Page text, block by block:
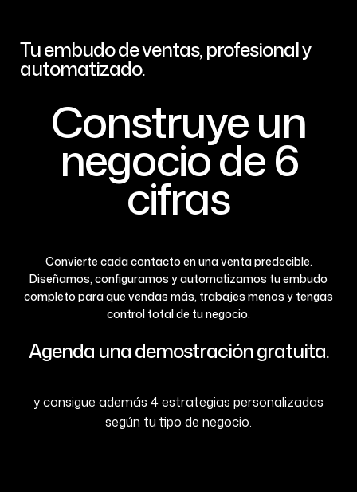
Tu embudo de ventas, profesional y
automatizado.
Construye un
negocio de 6
cifras
Convierte cada contacto en una venta predecible.
Diseñamos, configuramos y automatizamos tu embudo
completo para que vendas más, trabajes menos y tengas
control total de tu negocio.
Agenda una demostración gratuita.
y consigue además 4 estrategias personalizadas
según tu tipo de negocio.